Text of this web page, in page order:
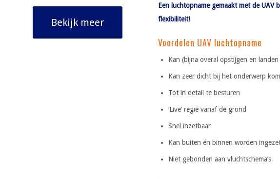
Bekijk meer
Een luchtopname gemaakt met de
flexibiliteit!
Voordelen UAV luchtopname
Kan (bijna overal opstijgen en landen
Kan zeer dicht bij het onderwerp
Tot in detail te besturen
‘Live’ regie vanaf de grond
Snel inzetbaar
Kan buiten én binnen worden
Niet gebonden aan vluchtschema’s